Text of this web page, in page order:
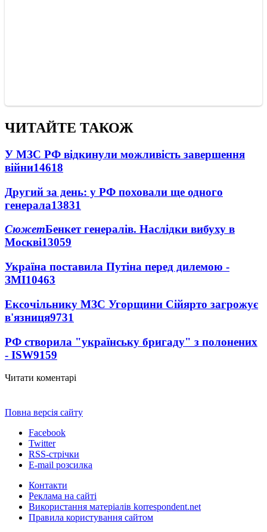
ЧИТАЙТЕ ТАКОЖ
У МЗС РФ відкинули можливість завершення
війни14618
Другий за день: у РФ поховали ще одного
генерала13831
СюжетБенкет генералів. Наслідки вибуху в
Москві13059
Україна поставила Путіна перед дилемою -
ЗМІ10463
Ексочільнику МЗС Угорщини Сійярто загрожує
в'язниця9731
РФ створила "українську бригаду" з полонених
- ISW9159
Читати коментарі
Повна версія сайту
Facebook
Twitter
RSS-стрічки
E-mail розсилка
Контакти
Реклама на сайті
Використання матеріалів korrespondent.net
Правила користування сайтом